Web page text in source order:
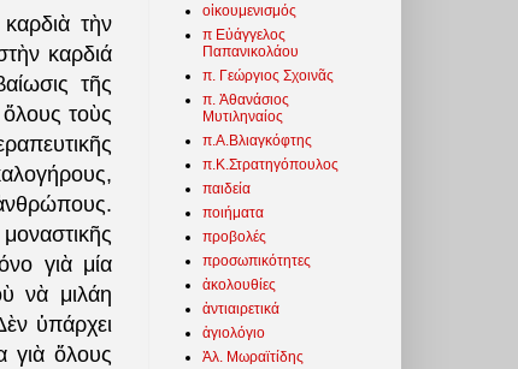
τὴν
καρδιά
τῆς
τοὺς
γιὰ μία
νὰ μιλάη
ὑπάρχει
γιὰ ὅλους
οἰκουμενισμός
π Εὐάγγελος
Παπανικολάου
π. Γεώργιος Σχοινᾶς
π. Ἀθανάσιος
Μυτιληναίος
π.Α.Βλιαγκόφτης
π.Κ.Στρατηγόπουλος
παιδεία
ποιήματα
προβολές
προσωπικότητες
ἀκολουθίες
ἀντιαιρετικά
ἁγιολόγιο
Ἀλ. Μωραϊτίδης